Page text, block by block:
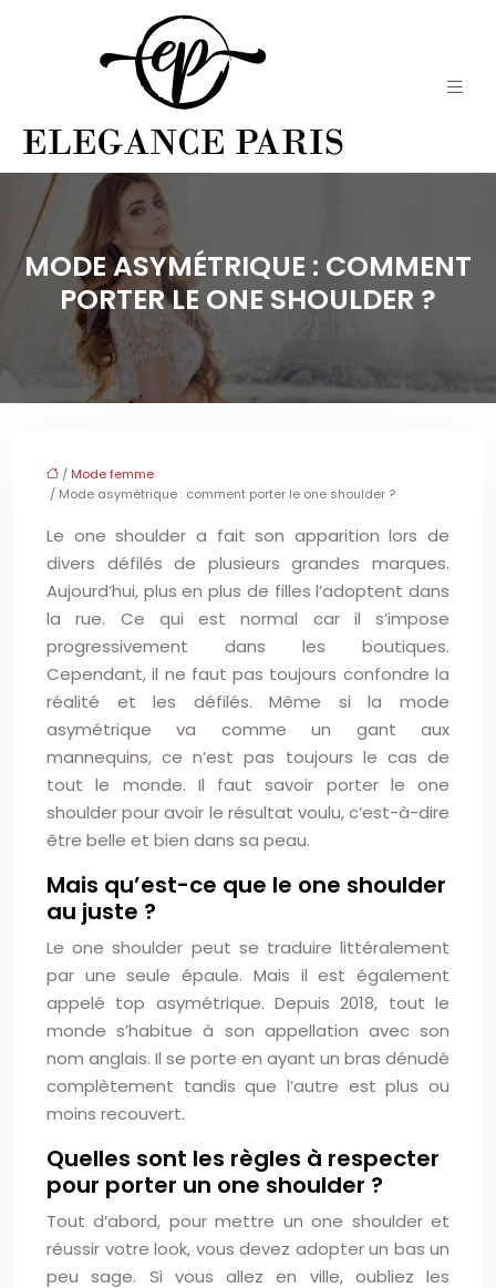
MODE ASYMÉTRIQUE : COMMENT
PORTER LE ONE SHOULDER ?
/ Mode femme
/ Mode asymétrique : comment porter le one shoulder ?
Le one shoulder a fait son apparition lors de
divers défilés de plusieurs grandes marques.
Aujourd’hui, plus en plus de filles l’adoptent dans
la rue. Ce qui est normal car il s’impose
progressivement dans les boutiques.
Cependant, il ne faut pas toujours confondre la
réalité et les défilés. Même si la mode
asymétrique va comme un gant aux
mannequins, ce n’est pas toujours le cas de
tout le monde. Il faut savoir porter le one
shoulder pour avoir le résultat voulu, c’est-à-dire
être belle et bien dans sa peau.
Mais qu’est-ce que le one shoulder
au juste ?
Le one shoulder peut se traduire littéralement
par une seule épaule. Mais il est également
appelé top asymétrique. Depuis 2018, tout le
monde s’habitue à son appellation avec son
nom anglais. Il se porte en ayant un bras dénudé
complètement tandis que l’autre est plus ou
moins recouvert.
Quelles sont les règles à respecter
pour porter un one shoulder ?
Tout d’abord, pour mettre un one shoulder et
réussir votre look, vous devez adopter un bas un
peu sage. Si vous allez en ville, oubliez les